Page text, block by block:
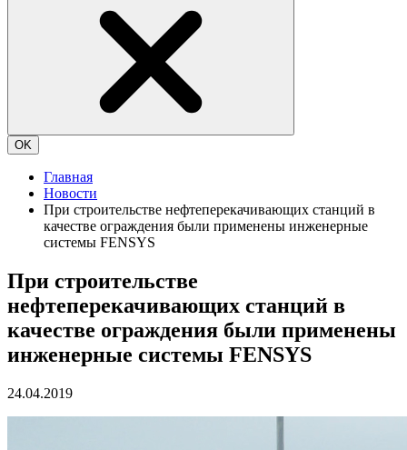
OK
Главная
Новости
При строительстве нефтеперекачивающих станций в
качестве ограждения были применены инженерные
системы FENSYS
При строительстве
нефтеперекачивающих станций в
качестве ограждения были применены
инженерные системы FENSYS
24.04.2019